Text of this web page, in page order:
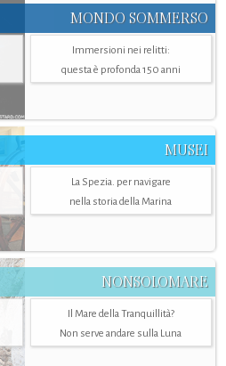
MONDO SOMMERSO
Immersioni nei relitti:
questa è profonda 150 anni
MUSEI
La Spezia. per navigare
nella storia della Marina
NONSOLOMARE
Il Mare della Tranquillità?
Non serve andare sulla Luna